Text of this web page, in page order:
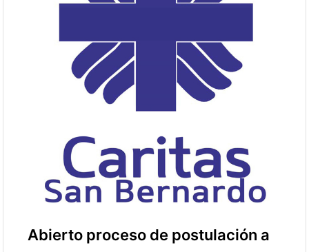
Abierto proceso de postulación a